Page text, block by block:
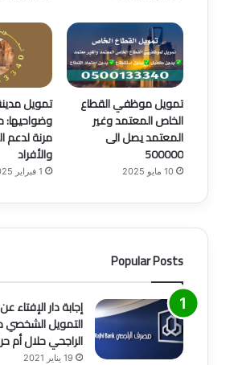
تمويل موظفي القطاع
الخاص المعتمد وغير
المعتمد يصل الى
500000
10 مايو 2025
تمويل
وضواحيها:
مرنة لدعم
والأفراد
1 فبراير 2025
Popular Posts
إجابة دار الإفتاء
التمويل الشخصي
الراجحي حلال أم
19 يناير 2021